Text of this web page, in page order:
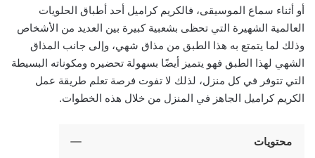
أو أثناء سماع الموسيقى، فالكريم كراميل أحد أطباق الحلويات
العالمية الشهيرة التي تحظى بشعبية كبيرة بين العديد من الأشخاص
وذلك لما يتمتع به هذا الطبق من مذاق شهي، وإلى جانب المذاق
الشهي لهذا الطبق فهو يتميز أيضًا بسهولة تحضيره ومكوناته البسيطة
التي تتوفر في كل منزل، لذلك لا تفوت فرصة تعلم طريقة عمل
الكريم كراميل الجاهز في المنزل من خلال هذه الخطوات.
محتويات